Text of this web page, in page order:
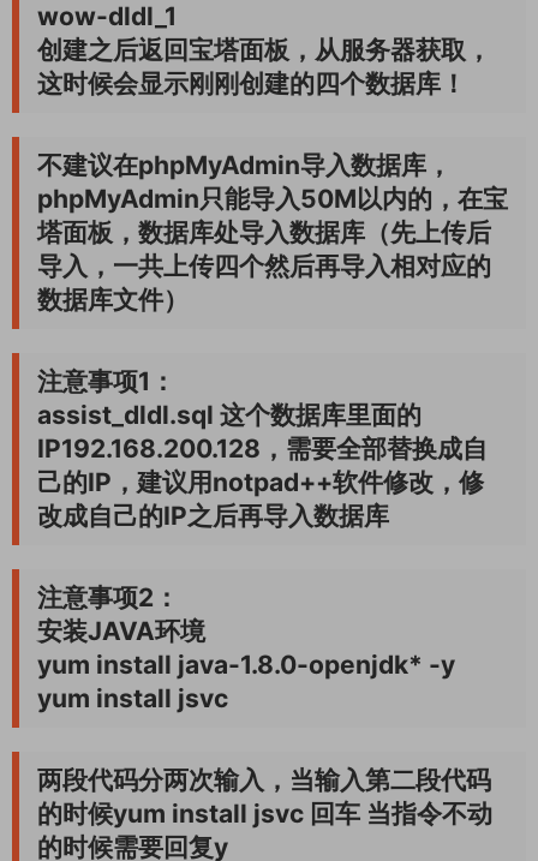
wow-dldl_1
创建之后返回宝塔面板，从服务器获取，
这时候会显示刚刚创建的四个数据库！
不建议在phpMyAdmin导入数据库，
phpMyAdmin只能导入50M以内的，在宝
塔面板，数据库处导入数据库（先上传后
导入，一共上传四个然后再导入相对应的
数据库文件）
注意事项1：
assist_dldl.sql 这个数据库里面的
IP192.168.200.128，需要全部替换成自
己的IP，建议用notpad++软件修改，修
改成自己的IP之后再导入数据库
注意事项2：
安装JAVA环境
yum install java-1.8.0-openjdk* -y
yum install jsvc
两段代码分两次输入，当输入第二段代码
的时候yum install jsvc 回车 当指令不动
的时候需要回复y